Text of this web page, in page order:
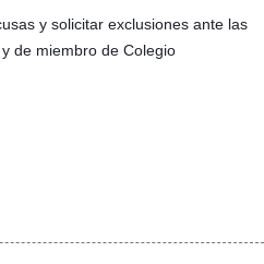
y solicitar exclusiones ante las
de miembro de Colegio